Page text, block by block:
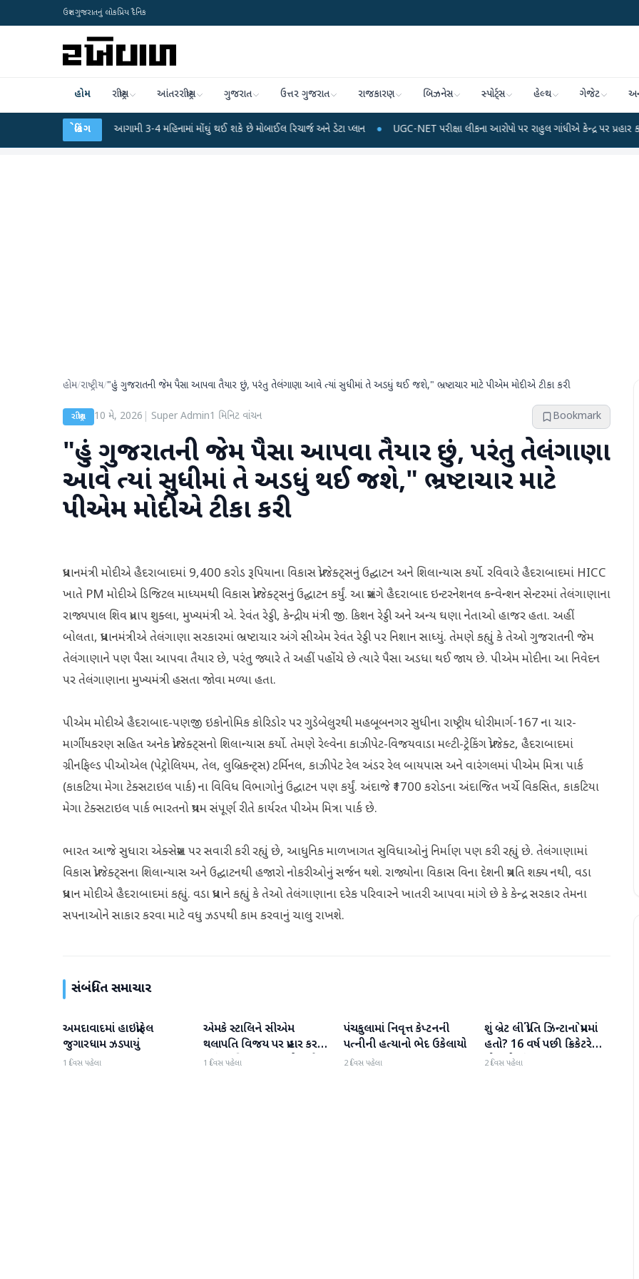
ઉત્તર ગુજરાતનું લોકપ્રિય દૈનિક
હોમ રાષ્ટ્રીય આંતરરાષ્ટ્રીય ગુજરાત ઉત્તર ગુજરાત રાજકારણ બિઝનેસ સ્પોર્ટ્સ હેલ્થ ગેજેટ
બ્રેકિંગ
માટે ઝટકો! આગામી 3-4 મહિનામાં મોંઘું થઈ શકે છે મોબાઈલ રિચાર્જ અને ડેટા પ્લાન ● UGC-NET પરીક્ષા લીકના આરોપો પર રાહુલ ગાંધીએ કેન્દ્ર પર પ્રહાર કર્યા ●
હોમ/રાષ્ટ્રીય/"હું ગુજરાતની જેમ પૈસા આપવા તૈયાર છું, પરંતુ તેલંગાણા આવે ત્યાં સુધીમાં તે અડધું થઈ જશે," ભ્રષ્ટાચાર માટે પીએમ મોદીએ ટીકા કરી
રાષ્ટ્રીય 10 મે, 2026 Super Admin1 મિનિટ વાંચન Bookmark
"હું ગુજરાતની જેમ પૈસા આપવા તૈયાર છું, પરંતુ તેલંગાણા
આવે ત્યાં સુધીમાં તે અડધું થઈ જશે," ભ્રષ્ટાચાર માટે
પીએમ મોદીએ ટીકા કરી
પ્રધાનમંત્રી મોદીએ હૈદરાબાદમાં 9,400 કરોડ રૂપિયાના વિકાસ પ્રોજેક્ટ્સનું ઉદ્ઘાટન અને શિલાન્યાસ કર્યો. રવિવારે હૈદરાબાદમાં HICC
ખાતે PM મોદીએ ડિજિટલ માધ્યમથી વિકાસ પ્રોજેક્ટ્સનું ઉદ્ઘાટન કર્યું. આ પ્રસંગે હૈદરાબાદ ઇન્ટરનેશનલ કન્વેન્શન સેન્ટરમાં તેલંગાણાના
રાજ્યપાલ શિવ પ્રતાપ શુક્લા, મુખ્યમંત્રી એ. રેવંત રેડ્ડી, કેન્દ્રીય મંત્રી જી. કિશન રેડ્ડી અને અન્ય ઘણા નેતાઓ હાજર હતા. અહીં
બોલતા, પ્રધાનમંત્રીએ તેલંગાણા સરકારમાં ભ્રષ્ટાચાર અંગે સીએમ રેવંત રેડ્ડી પર નિશાન સાધ્યું. તેમણે કહ્યું કે તેઓ ગુજરાતની જેમ
તેલંગાણાને પણ પૈસા આપવા તૈયાર છે, પરંતુ જ્યારે તે અહીં પહોંચે છે ત્યારે પૈસા અડધા થઈ જાય છે. પીએમ મોદીના આ નિવેદન
પર તેલંગાણાના મુખ્યમંત્રી હસતા જોવા મળ્યા હતા.
પીએમ મોદીએ હૈદરાબાદ-પણજી ઇકોનોમિક કોરિડોર પર ગુડેબેલુરથી મહબૂબનગર સુધીના રાષ્ટ્રીય ધોરીમાર્ગ-167 ના ચાર-
માર્ગીયકરણ સહિત અનેક પ્રોજેક્ટ્સનો શિલાન્યાસ કર્યો. તેમણે રેલ્વેના કાઝીપેટ-વિજયવાડા મલ્ટી-ટ્રેકિંગ પ્રોજેક્ટ, હૈદરાબાદમાં
ગ્રીનફિલ્ડ પીઓએલ (પેટ્રોલિયમ, તેલ, લુબ્રિકન્ટ્સ) ટર્મિનલ, કાઝીપેટ રેલ અંડર રેલ બાયપાસ અને વારંગલમાં પીએમ મિત્રા પાર્ક
(કાકટિયા મેગા ટેક્સટાઇલ પાર્ક) ના વિવિધ વિભાગોનું ઉદ્ઘાટન પણ કર્યું. અંદાજે ₹1700 કરોડના અંદાજિત ખર્ચે વિકસિત, કાકટિયા
મેગા ટેક્સટાઇલ પાર્ક ભારતનો પ્રથમ સંપૂર્ણ રીતે કાર્યરત પીએમ મિત્રા પાર્ક છે.
ભારત આજે સુધારા એક્સપ્રેસ પર સવારી કરી રહ્યું છે, આધુનિક માળખાગત સુવિધાઓનું નિર્માણ પણ કરી રહ્યું છે. તેલંગાણામાં
વિકાસ પ્રોજેક્ટ્સના શિલાન્યાસ અને ઉદ્ઘાટનથી હજારો નોકરીઓનું સર્જન થશે. રાજ્યોના વિકાસ વિના દેશની પ્રગતિ શક્ય નથી, વડા
પ્રધાન મોદીએ હૈદરાબાદમાં કહ્યું. વડા પ્રધાને કહ્યું કે તેઓ તેલંગાણાના દરેક પરિવારને ખાતરી આપવા માંગે છે કે કેન્દ્ર સરકાર તેમના
સપનાઓને સાકાર કરવા માટે વધુ ઝડપથી કામ કરવાનું ચાલુ રાખશે.
સંબંધિત સમાચાર
રાષ્ટ્રીય
અમદાવાદમાં હાઇપ્રોફેલ
જુગારધામ ઝડપાયું
1 દિવસ પહેલા
રાષ્ટ્રીય
એમકે સ્ટાલિને સીએમ
થલાપતિ વિજય પર પ્રહાર કરતા
કહ્યું, 'તમિલનાડુ પર એક જોકર
1 દિવસ પહેલા
રાષ્ટ્રીય
પંચકુલામાં નિવૃત્ત કેપ્ટનની
પત્નીની હત્યાનો ભેદ ઉકેલાયો
2 દિવસ પહેલા
રાષ્ટ્રીય
શું બ્રેટ લી પ્રીતિ ઝિન્ટાના પ્રેમમાં
હતો? 16 વર્ષ પછી ક્રિકેટરે
મૌન તોડ્યું
2 દિવસ પહેલા